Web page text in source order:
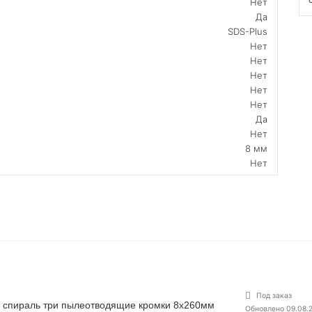
Да
SDS-Plus
Нет
Нет
Нет
Нет
Нет
Да
Нет
8 мм
Нет
три пылеотводящие кромки 8х260мм
Под заказ
Обновлено